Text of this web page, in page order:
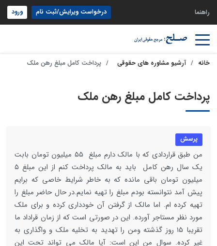
راهنما درخواست ویرایش/ثبت نام ورود
خانه آرشیو مشاوره های حقوقی پرداخت کامل مبلغ رهن ملک
پرداخت کامل مبلغ رهن ملک
پرسش
من طبق قراردادی که با مالک دارم مبلغ ۵۵ میلیون تومان بابت
یک سال رهن کامل باید به مالک پرداخت کنم از این مبلغ ۵
میلیون تومان باقی مانده که به خاطر شرایط خاصی که برایم
پیش آمد نتوانسته بودم مبلغ را تهیه نمایم.در حال حاضر مبلغ را
تهیه کرده ام. اما مالک از گرفتن آن خودداری کرده و برای ملک
مورد نظر مستاجر آورده. این در صورتی است که از زمان قراداد ما
تقریبا ۱۵ روز گذشته ومن را تهدید به تخلیه ملک و واگذاری به
غیر کرده.‌ سوال من این است: آیا مالک می تواند تحت این